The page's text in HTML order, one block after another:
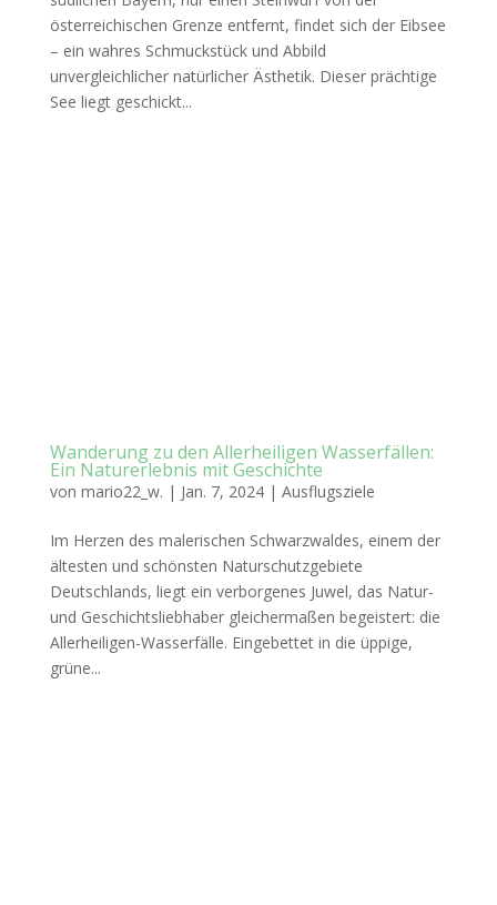
österreichischen Grenze entfernt, findet sich der Eibsee
– ein wahres Schmuckstück und Abbild
unvergleichlicher natürlicher Ästhetik. Dieser prächtige
See liegt geschickt...
Wanderung zu den Allerheiligen Wasserfällen:
Ein Naturerlebnis mit Geschichte
von mario22_w. | Jan. 7, 2024| Ausflugsziele
Im Herzen des malerischen Schwarzwaldes, einem der
ältesten und schönsten Naturschutzgebiete
Deutschlands, liegt ein verborgenes Juwel, das Natur-
und Geschichtsliebhaber gleichermaßen begeistert: die
Allerheiligen-Wasserfälle. Eingebettet in die üppige,
grüne...